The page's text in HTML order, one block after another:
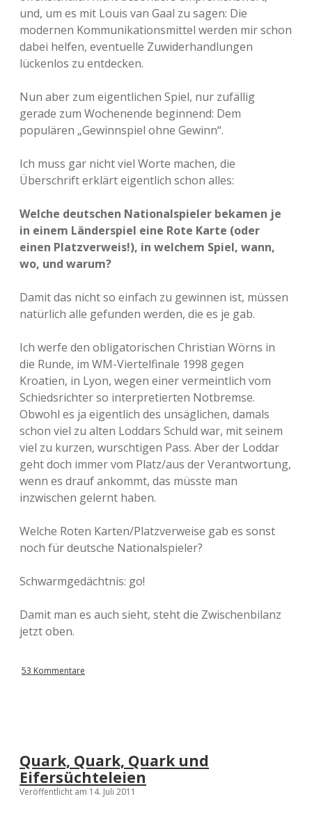
und, um es mit Louis van Gaal zu sagen: Die
modernen Kommunikationsmittel werden mir schon
dabei helfen, eventuelle Zuwiderhandlungen
lückenlos zu entdecken.
Nun aber zum eigentlichen Spiel, nur zufällig
gerade zum Wochenende beginnend: Dem
populären „Gewinnspiel ohne Gewinn“.
Ich muss gar nicht viel Worte machen, die
Überschrift erklärt eigentlich schon alles:
Welche deutschen Nationalspieler bekamen je
in einem Länderspiel eine Rote Karte (oder
einen Platzverweis!), in welchem Spiel, wann,
wo, und warum?
Damit das nicht so einfach zu gewinnen ist, müssen
natürlich alle gefunden werden, die es je gab.
Ich werfe den obligatorischen Christian Wörns in
die Runde, im WM-Viertelfinale 1998 gegen
Kroatien, in Lyon, wegen einer vermeintlich vom
Schiedsrichter so interpretierten Notbremse.
Obwohl es ja eigentlich des unsäglichen, damals
schon viel zu alten Loddars Schuld war, mit seinem
viel zu kurzen, wurschtigen Pass. Aber der Loddar
geht doch immer vom Platz/aus der Verantwortung,
wenn es drauf ankommt, das müsste man
inzwischen gelernt haben.
Welche Roten Karten/Platzverweise gab es sonst
noch für deutsche Nationalspieler?
Schwarmgedächtnis: go!
Damit man es auch sieht, steht die Zwischenbilanz
jetzt oben.
53 Kommentare
Quark, Quark, Quark und
Eifersüchteleien
Veröffentlicht am 14. Juli 2011